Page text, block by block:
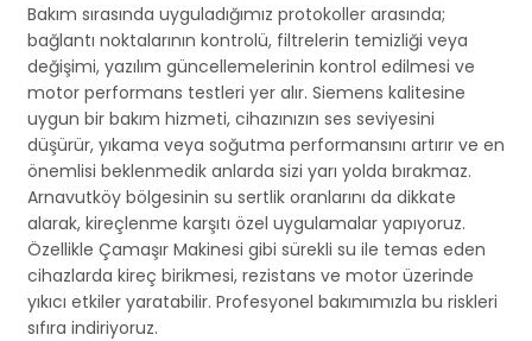
Bakım sırasında uyguladığımız protokoller arasında;
bağlantı noktalarının kontrolü, filtrelerin temizliği veya
değişimi, yazılım güncellemelerinin kontrol edilmesi ve
motor performans testleri yer alır. Siemens kalitesine
uygun bir bakım hizmeti, cihazınızın ses seviyesini
düşürür, yıkama veya soğutma performansını artırır ve en
önemlisi beklenmedik anlarda sizi yarı yolda bırakmaz.
Arnavutköy bölgesinin su sertlik oranlarını da dikkate
alarak, kireçlenme karşıtı özel uygulamalar yapıyoruz.
Özellikle Çamaşır Makinesi gibi sürekli su ile temas eden
cihazlarda kireç birikmesi, rezistans ve motor üzerinde
yıkıcı etkiler yaratabilir. Profesyonel bakımımızla bu riskleri
sıfıra indiriyoruz.